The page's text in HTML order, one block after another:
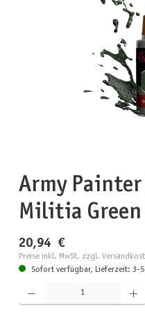
Army
Militia
20,94 €
Preise inkl. MwSt. zzgl.
Sofort verfügbar, Lieferzeit: 3-5
Produkt Anzahl: Gib den gewünschten Wert